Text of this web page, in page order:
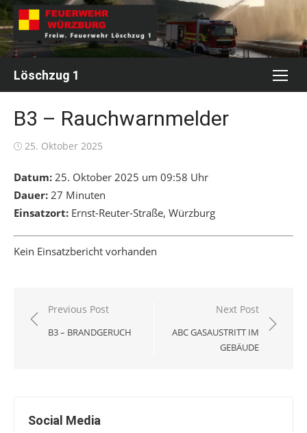
Skip
to
content
Löschzug 1
B3 – Rauchwarnmelder
Posted
25. Oktober 2025
Datum: 25. Oktober 2025 um 09:58 Uhr
Dauer: 27 Minuten
Einsatzort: Ernst-Reuter-Straße, Würzburg
Kein Einsatzbericht vorhanden
Beitragsnavigation
Previous Post
B3 – BRANDGERUCH
Next Post
ABC GASAUSTRITT IM
GEBÄUDE
Social Media